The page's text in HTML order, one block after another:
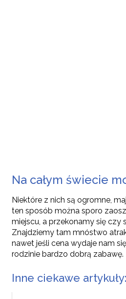
Na całym świecie
Niektóre z nich są ogromne,
ten sposób można sporo
miejscu, a przekonamy się czy
Znajdziemy tam mnóstwo
nawet jeśli cena wydaje nam
rodzinie bardzo dobrą
Inne ciekawe artykuły: